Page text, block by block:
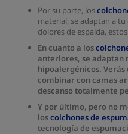
Por su parte, los
material, se adaptan a
dolores de espalda,
En cuanto a los
anteriores, se adaptan
hipoalergénicos. Verás
combinar con camas
descanso totalmente
Y por último, pero no
loscolchones de
tecnología de